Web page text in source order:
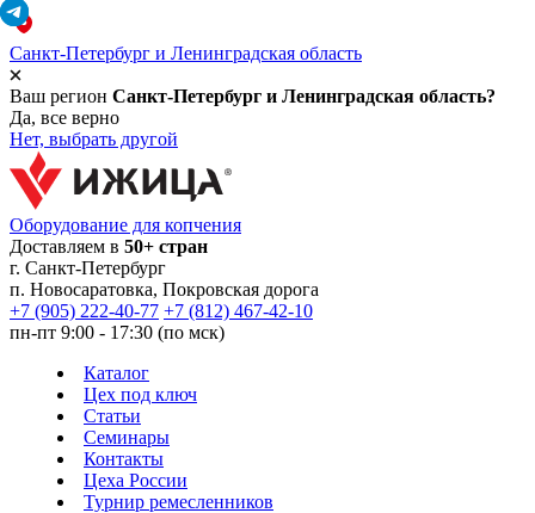
Санкт-Петербург и Ленинградская область
Ваш регион Санкт-Петербург и Ленинградская область?
Да, все верно
Нет, выбрать другой
Оборудование для копчения
Доставляем в 50+ стран
г. Санкт-Петербург
п. Новосаратовка, Покровская дорога
+7 (905) 222-40-77 +7 (812) 467-42-10
пн-пт 9:00 - 17:30 (по мск)
Каталог
Цех под ключ
Статьи
Семинары
Контакты
Цеха России
Турнир ремесленников